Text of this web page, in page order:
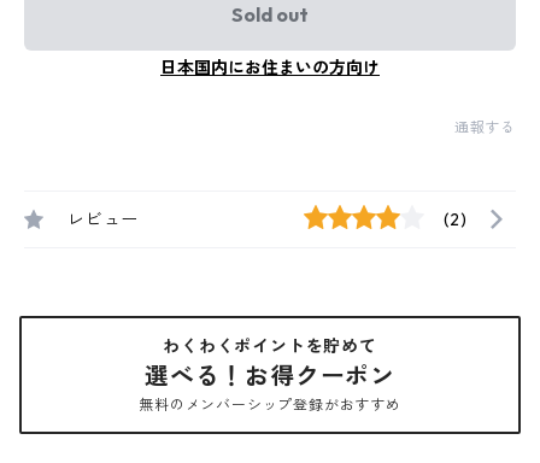
Sold out
日本国内にお住まいの方向け
通報する
レビュー (2)
わくわくポイントを貯めて
選べる！お得クーポン
無料のメンバーシップ登録がおすすめ